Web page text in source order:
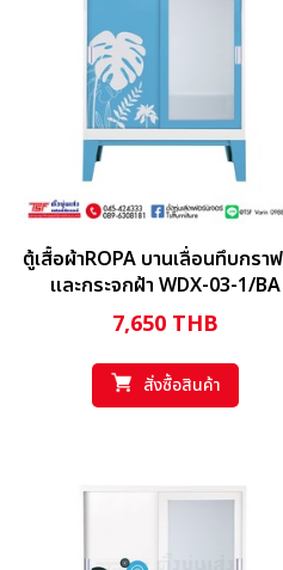
ตู้เสื้อผ้าROPA บานเลื่อนทึบกรา
และกระจกฝ้า WDX-03-1/BA
7,650 THB
สั่งซื้อสินค้า